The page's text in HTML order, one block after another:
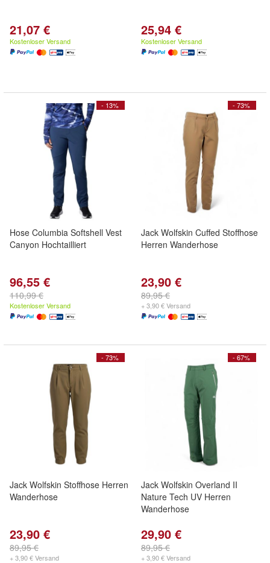
21,07 €
Kostenloser Versand
25,94 €
Kostenloser Versand
- 13%
Hose Columbia Softshell Vest
Canyon Hochtailliert
96,55 €
110,99 €
Kostenloser Versand
- 73%
Jack Wolfskin Cuffed Stoffhose
Herren Wanderhose
23,90 €
89,95 €
+ 3,90 € Versand
- 73%
Jack Wolfskin Stoffhose Herren
Wanderhose
23,90 €
89,95 €
+ 3,90 € Versand
- 67%
Jack Wolfskin Overland II
Nature Tech UV Herren
Wanderhose
29,90 €
89,95 €
+ 3,90 € Versand